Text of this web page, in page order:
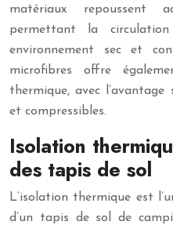
matériaux repoussent
permettant la
environnement sec et
microfibres offre
thermique, avec l’avantage
et compressibles.
Isolation
des tapis de sol
L’isolation thermique est
d’un tapis de sol de